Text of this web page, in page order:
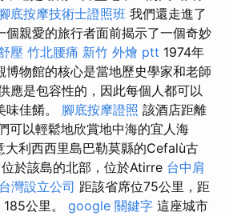
底按摩技術士證照班 我們還走進了
個親愛的旅行者面前揭示了一個奇妙
壓 竹北腰痛 新竹 外燴 ptt 1974年
博物館的核心是當地歷史學家和老師
應是包容性的，因此每個人都可以
佳餚。 腳底按摩證照 該酒店距離
可以輕鬆地欣賞地中海的宜人海
大利西西里島巴勒莫縣的Cefalù古
於該島的北部，位於Atirre 台中肩
台灣設立公司 距該省席位75公里，距
公里。 google 關鍵字 這座城市